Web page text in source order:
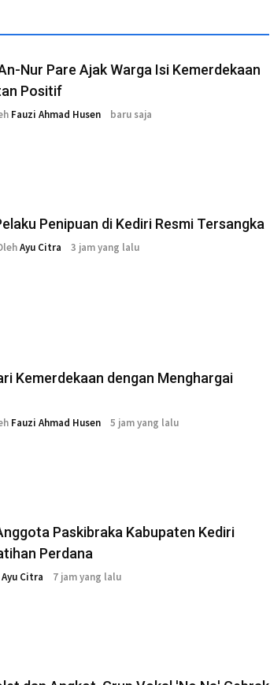
Nur Pare Ajak Warga Isi Kemerdekaan
Positif
Fauzi Ahmad Husen baru saja
Penipuan di Kediri Resmi Tersangka
Ayu Citra 3 jam yang lalu
Kemerdekaan dengan Menghargai
Fauzi Ahmad Husen 5 jam yang lalu
Paskibraka Kabupaten Kediri
Perdana
Ayu Citra 7 jam yang lalu